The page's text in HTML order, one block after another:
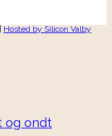
Hosted by Silicon Valby
og ondt